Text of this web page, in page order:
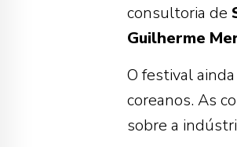
consultoria de
Guilherme
O festival
coreanos. As
sobre a